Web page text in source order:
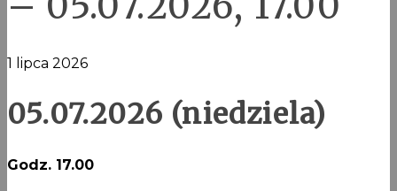
1 lipca 2026
05.07.2026 (niedziela)
Godz. 17.00